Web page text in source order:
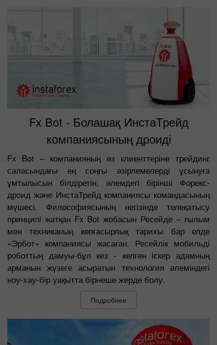
Fx Bot - Болашақ ИнстаТрейд
компаниясының дроиді
Fx Bot – компанияның өз клиенттеріне трейдинг
саласындағы ең соңғы әзірлемелерді ұсынуға
ұмтылысын білдіретін, әлемдегі бірінші Форекс-
дроид және ИнстаТрейд компаниясы командасының
мүшесі. Философиясының негізінде телеқатысу
принципі жатқан Fx Bot жобасын Ресейде – ғылым
мен техниканың көпғасырлық тарихы бар елде
«Эрбот» компаниясы жасаған. Ресейлік мобильді
роботтың дамуы-бұл кез - келген іскер адамның
арманын жүзеге асыратын технология әлеміндегі
ноу-хау-бір уақытта бірнеше жерде болу.
Подробнее